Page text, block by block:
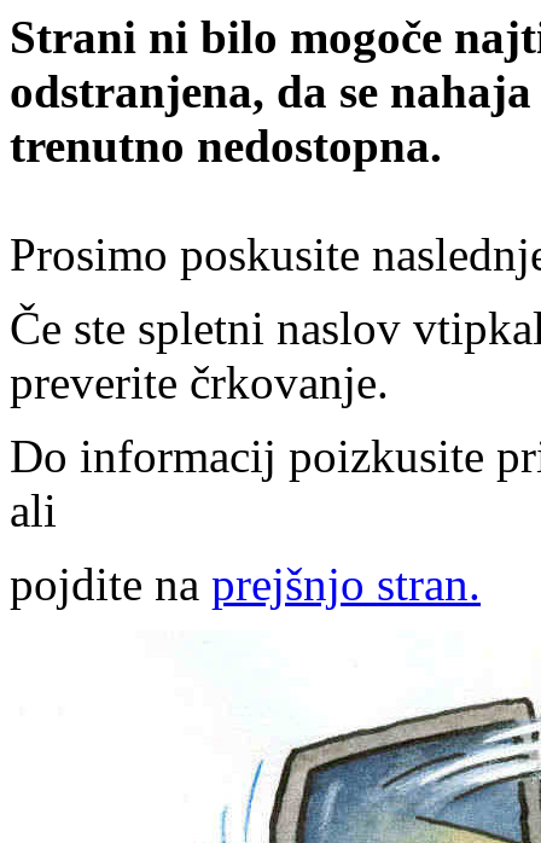
Strani ni bilo mogoče
odstranjena, da se
trenutno nedostopna.
Prosimo poskusite
Če ste spletni naslov
preverite črkovanje.
Do informacij poizkusite
ali
pojdite na prejšnjo stran.